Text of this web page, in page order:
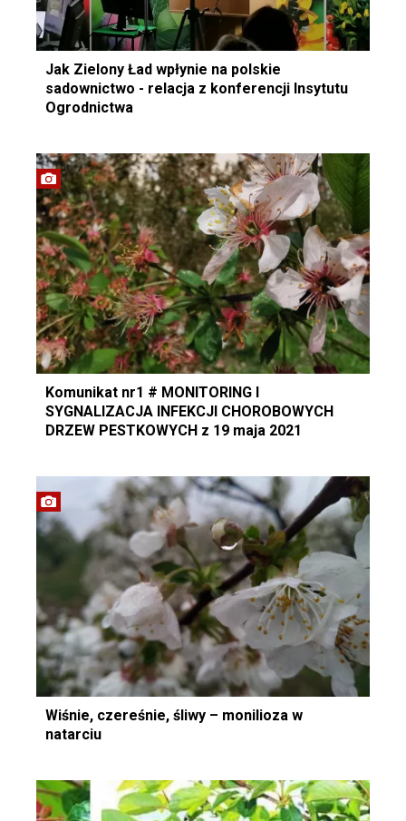
Jak Zielony Ład wpłynie na polskie
sadownictwo - relacja z konferencji Insytutu
Ogrodnictwa
Komunikat nr1 # MONITORING I
SYGNALIZACJA INFEKCJI CHOROBOWYCH
DRZEW PESTKOWYCH z 19 maja 2021
Wiśnie, czereśnie, śliwy – monilioza w
natarciu